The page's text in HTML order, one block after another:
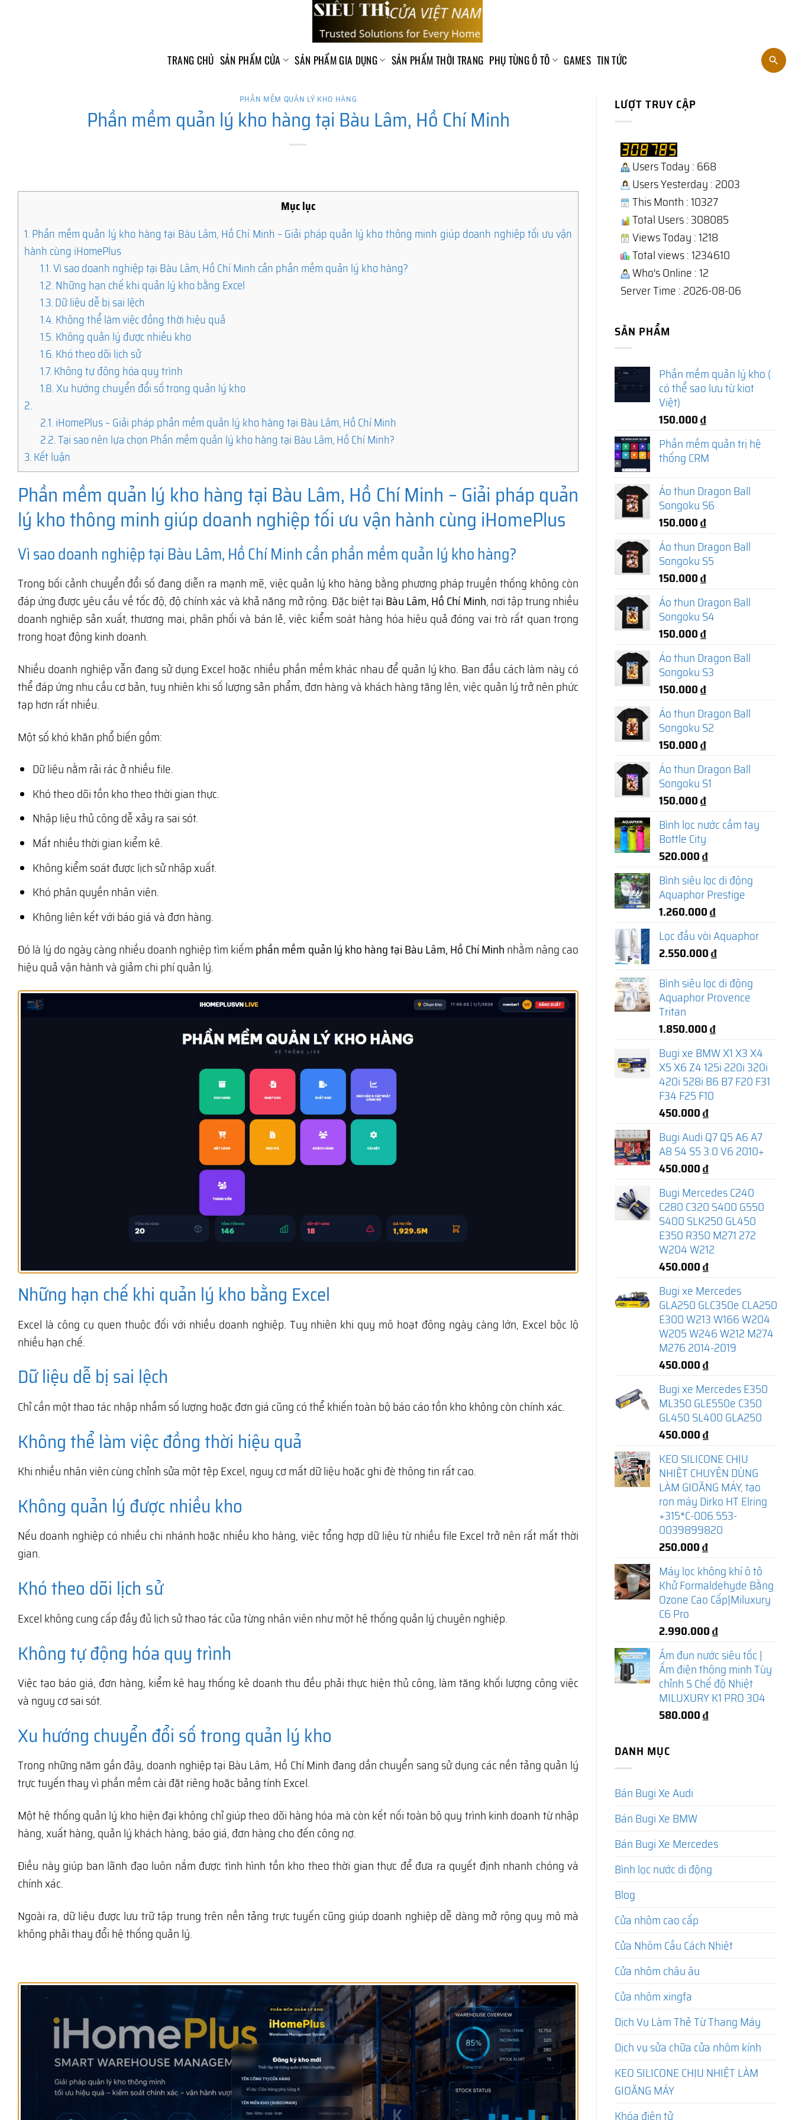
TRANG CHỦ SẢN PHẨM CỬA SẢN PHẨM GIA DỤNG SẢN PHẨM THỜI TRANG PHỤ TÙNG Ô TÔ GAMES TIN TỨC
PHẦN MỀM QUẢN LÝ KHO HÀNG
Phần mềm quản lý kho hàng tại Bàu Lâm, Hồ Chí Minh
Mục lục
1.Phần mềm quản lý kho hàng tại Bàu Lâm, Hồ Chí Minh – Giải pháp quản lý kho thông minh giúp doanh nghiệp tối ưu vận
hành cùng iHomePlus
1.1.Vì sao doanh nghiệp tại Bàu Lâm, Hồ Chí Minh cần phần mềm quản lý kho hàng?
1.2.Những hạn chế khi quản lý kho bằng Excel
1.3.Dữ liệu dễ bị sai lệch
1.4.Không thể làm việc đồng thời hiệu quả
1.5.Không quản lý được nhiều kho
1.6.Khó theo dõi lịch sử
1.7.Không tự động hóa quy trình
1.8.Xu hướng chuyển đổi số trong quản lý kho
2.
2.1.iHomePlus – Giải pháp phần mềm quản lý kho hàng tại Bàu Lâm, Hồ Chí Minh
2.2.Tại sao nên lựa chọn Phần mềm quản lý kho hàng tại Bàu Lâm, Hồ Chí Minh?
3.Kết luận
Phần mềm quản lý kho hàng tại Bàu Lâm, Hồ Chí Minh – Giải pháp quản
lý kho thông minh giúp doanh nghiệp tối ưu vận hành cùng iHomePlus
Vì sao doanh nghiệp tại Bàu Lâm, Hồ Chí Minh cần phần mềm quản lý kho hàng?
Trong bối cảnh chuyển đổi số đang diễn ra mạnh mẽ, việc quản lý kho hàng bằng phương pháp truyền thống không còn
đáp ứng được yêu cầu về tốc độ, độ chính xác và khả năng mở rộng. Đặc biệt tại Bàu Lâm, Hồ Chí Minh, nơi tập trung nhiều
doanh nghiệp sản xuất, thương mại, phân phối và bán lẻ, việc kiểm soát hàng hóa hiệu quả đóng vai trò rất quan trọng
trong hoạt động kinh doanh.
Nhiều doanh nghiệp vẫn đang sử dụng Excel hoặc nhiều phần mềm khác nhau để quản lý kho. Ban đầu cách làm này có
thể đáp ứng nhu cầu cơ bản, tuy nhiên khi số lượng sản phẩm, đơn hàng và khách hàng tăng lên, việc quản lý trở nên phức
tạp hơn rất nhiều.
Một số khó khăn phổ biến gồm:
Dữ liệu nằm rải rác ở nhiều file.
Khó theo dõi tồn kho theo thời gian thực.
Nhập liệu thủ công dễ xảy ra sai sót.
Mất nhiều thời gian kiểm kê.
Không kiểm soát được lịch sử nhập xuất.
Khó phân quyền nhân viên.
Không liên kết với báo giá và đơn hàng.
Đó là lý do ngày càng nhiều doanh nghiệp tìm kiếm phần mềm quản lý kho hàng tại Bàu Lâm, Hồ Chí Minh nhằm nâng cao
hiệu quả vận hành và giảm chi phí quản lý.
Những hạn chế khi quản lý kho bằng Excel
Excel là công cụ quen thuộc đối với nhiều doanh nghiệp. Tuy nhiên khi quy mô hoạt động ngày càng lớn, Excel bộc lộ
nhiều hạn chế.
Dữ liệu dễ bị sai lệch
Chỉ cần một thao tác nhập nhầm số lượng hoặc đơn giá cũng có thể khiến toàn bộ báo cáo tồn kho không còn chính xác.
Không thể làm việc đồng thời hiệu quả
Khi nhiều nhân viên cùng chỉnh sửa một tệp Excel, nguy cơ mất dữ liệu hoặc ghi đè thông tin rất cao.
Không quản lý được nhiều kho
Nếu doanh nghiệp có nhiều chi nhánh hoặc nhiều kho hàng, việc tổng hợp dữ liệu từ nhiều file Excel trở nên rất mất thời
gian.
Khó theo dõi lịch sử
Excel không cung cấp đầy đủ lịch sử thao tác của từng nhân viên như một hệ thống quản lý chuyên nghiệp.
Không tự động hóa quy trình
Việc tạo báo giá, đơn hàng, kiểm kê hay thống kê doanh thu đều phải thực hiện thủ công, làm tăng khối lượng công việc
và nguy cơ sai sót.
Xu hướng chuyển đổi số trong quản lý kho
Trong những năm gần đây, doanh nghiệp tại Bàu Lâm, Hồ Chí Minh đang dần chuyển sang sử dụng các nền tảng quản lý
trực tuyến thay vì phần mềm cài đặt riêng hoặc bảng tính Excel.
Một hệ thống quản lý kho hiện đại không chỉ giúp theo dõi hàng hóa mà còn kết nối toàn bộ quy trình kinh doanh từ nhập
hàng, xuất hàng, quản lý khách hàng, báo giá, đơn hàng cho đến công nợ.
Điều này giúp ban lãnh đạo luôn nắm được tình hình tồn kho theo thời gian thực để đưa ra quyết định nhanh chóng và
chính xác.
Ngoài ra, dữ liệu được lưu trữ tập trung trên nền tảng trực tuyến cũng giúp doanh nghiệp dễ dàng mở rộng quy mô mà
không phải thay đổi hệ thống quản lý.
LƯỢT TRUY CẬP
Users Today : 668
Users Yesterday : 2003
This Month : 10327
Total Users : 308085
Views Today : 1218
Total views : 1234610
Who's Online : 12
Server Time : 2026-08-06
SẢN PHẨM
Phần mềm quản lý kho (
có thể sao lưu từ kiot
Việt)
150.000₫
Phần mềm quản trị hệ
thống CRM
Áo thun Dragon Ball
Songoku S6
150.000₫
Áo thun Dragon Ball
Songoku S5
150.000₫
Áo thun Dragon Ball
Songoku S4
150.000₫
Áo thun Dragon Ball
Songoku S3
150.000₫
Áo thun Dragon Ball
Songoku S2
150.000₫
Áo thun Dragon Ball
Songoku S1
150.000₫
Bình lọc nước cầm tay
Bottle City
520.000₫
Bình siêu lọc di động
Aquaphor Prestige
1.260.000₫
Lọc đầu vòi Aquaphor
2.550.000₫
Bình siêu lọc di động
Aquaphor Provence
Tritan
1.850.000₫
Bugi xe BMW X1 X3 X4
X5 X6 Z4 125i 220i 320i
420i 528i B6 B7 F20 F31
F34 F25 F10
450.000₫
Bugi Audi Q7 Q5 A6 A7
A8 S4 S5 3.0 V6 2010+
450.000₫
Bugi Mercedes C240
C280 C320 S400 G550
S400 SLK250 GL450
E350 R350 M271 272
W204 W212
450.000₫
Bugi xe Mercedes
GLA250 GLC350e CLA250
E300 W213 W166 W204
W205 W246 W212 M274
M276 2014-2019
450.000₫
Bugi xe Mercedes E350
ML350 GLE550e C350
GL450 SL400 GLA250
450.000₫
KEO SILICONE CHỊU
NHIỆT CHUYÊN DÙNG
LÀM GIOĂNG MÁY, tạo
ron máy Dirko HT Elring
+315*C-006.553-
0039899820
250.000₫
Máy lọc không khí ô tô
Khử Formaldehyde Bằng
Ozone Cao Cấp|Miluxury
C6 Pro
2.990.000₫
Ấm đun nước siêu tốc |
Ấm điện thông minh Tùy
chỉnh 5 Chế độ Nhiệt
MILUXURY K1 PRO 304
580.000₫
DANH MỤC
Bán Bugi Xe Audi
Bán Bugi Xe BMW
Bán Bugi Xe Mercedes
Bình lọc nước di động
Blog
Cửa nhôm cao cấp
Cửa Nhôm Cầu Cách Nhiệt
Cửa nhôm châu âu
Cửa nhôm xingfa
Dịch Vụ Làm Thẻ Từ Thang Máy
Dịch vụ sửa chữa cửa nhôm kính
KEO SILICONE CHỊU NHIỆT LÀM
GIOĂNG MÁY
Khóa điện tử